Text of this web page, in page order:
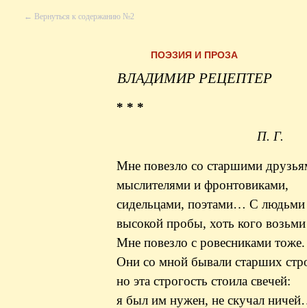
← Вернуться к содержанию №2
ПОЭЗИЯ И ПРОЗА
ВЛАДИМИР РЕЦЕПТЕР
* * *
П. Г.
Мне повезло со старшими
мыслителями и фронтовиками,
сидельцами, поэтами… С людьми
высокой пробы, хоть кого
Мне повезло с ровесниками тоже.
Они со мной бывали старших
но эта строгость стоила свечей:
я был им нужен, не скучал